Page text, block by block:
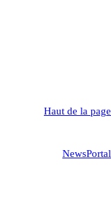
Haut de la page
NewsPortal